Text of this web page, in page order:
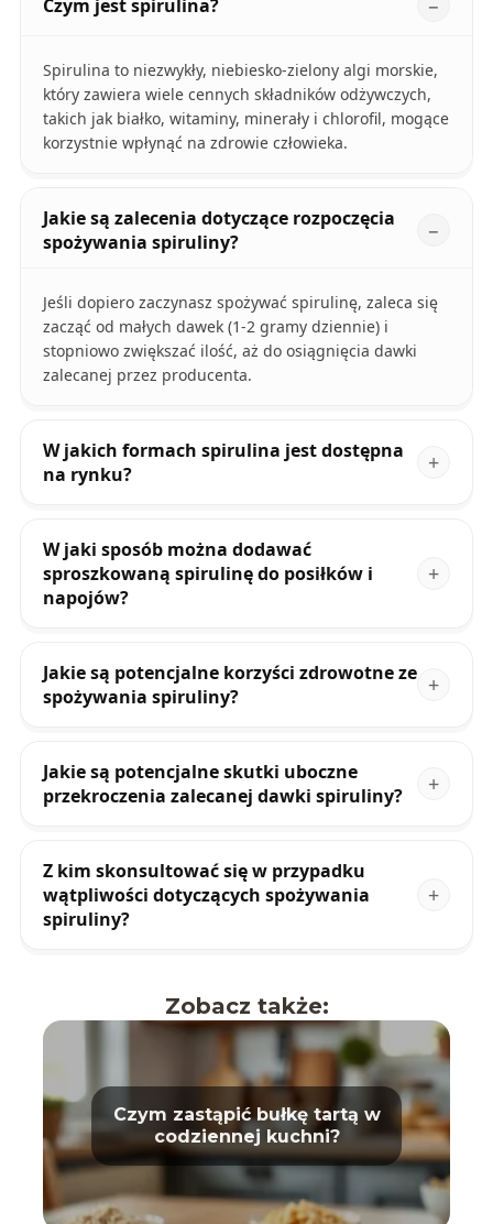
Czym jest spirulina?
Spirulina to niezwykły, niebiesko-zielony algi morskie,
który zawiera wiele cennych składników odżywczych,
takich jak białko, witaminy, minerały i chlorofil, mogące
korzystnie wpłynąć na zdrowie człowieka.
Jakie są zalecenia dotyczące rozpoczęcia
spożywania spiruliny?
Jeśli dopiero zaczynasz spożywać spirulinę, zaleca się
zacząć od małych dawek (1-2 gramy dziennie) i
stopniowo zwiększać ilość, aż do osiągnięcia dawki
zalecanej przez producenta.
W jakich formach spirulina jest dostępna
na rynku?
W jaki sposób można dodawać
sproszkowaną spirulinę do posiłków i
napojów?
Jakie są potencjalne korzyści zdrowotne ze
spożywania spiruliny?
Jakie są potencjalne skutki uboczne
przekroczenia zalecanej dawki spiruliny?
Z kim skonsultować się w przypadku
wątpliwości dotyczących spożywania
spiruliny?
Zobacz także:
Czym zastąpić bułkę tartą w
codziennej kuchni?